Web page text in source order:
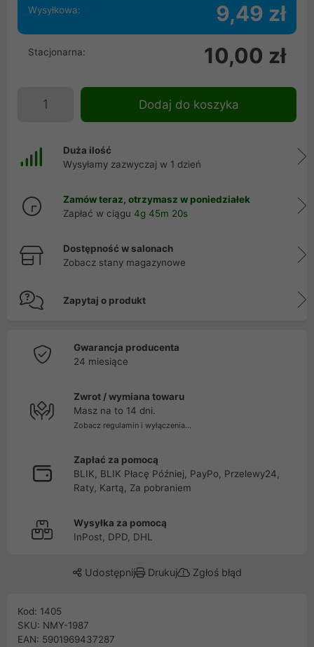
Wysyłkowa: 9,49 zł
Stacjonarna: 10,00 zł
Dodaj do koszyka
Duża ilość
Wysyłamy zazwyczaj w 1 dzień
Zamów teraz, otrzymasz w poniedziałek
Zapłać w ciągu 4g 45m 19s
Dostępność w salonach
Zobacz stany magazynowe
Zapytaj o produkt
Gwarancja producenta
24 miesiące
Zwrot / wymiana towaru
Masz na to 14 dni.
Zobacz regulamin i wyłączenia...
Zapłać za pomocą
BLIK, BLIK Płacę Później, PayPo, Przelewy24,
Raty, Kartą, Za pobraniem
Wysyłka za pomocą
InPost, DPD, DHL
Udostępnij Drukuj Zgłoś błąd
Kod: 1405
SKU: NMY-1987
EAN: 5901969437287